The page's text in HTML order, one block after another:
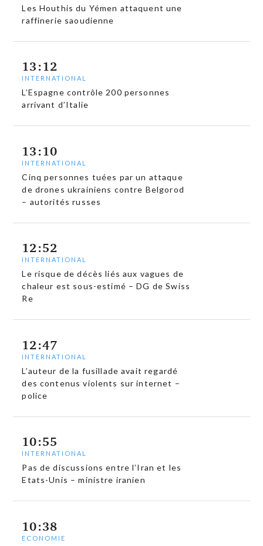
Les Houthis du Yémen attaquent une
raffinerie saoudienne
13:12
INTERNATIONAL
L’Espagne contrôle 200 personnes
arrivant d’Italie
13:10
INTERNATIONAL
Cinq personnes tuées par un attaque
de drones ukrainiens contre Belgorod
– autorités russes
12:52
INTERNATIONAL
Le risque de décès liés aux vagues de
chaleur est sous-estimé – DG de Swiss
Re
12:47
INTERNATIONAL
L’auteur de la fusillade avait regardé
des contenus violents sur internet –
police
10:55
INTERNATIONAL
Pas de discussions entre l’Iran et les
Etats-Unis – ministre iranien
10:38
ECONOMIE